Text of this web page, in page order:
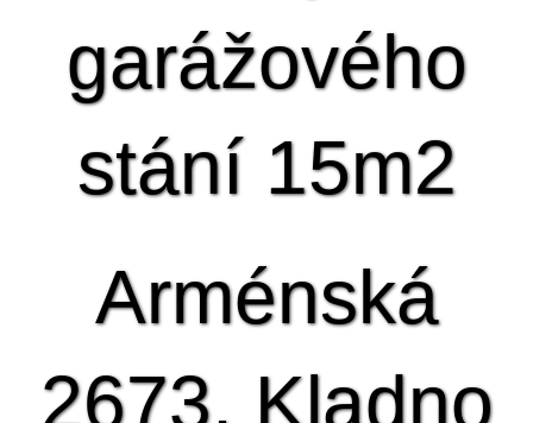
garážového
stání 15m2
Arménská
2673, Kladno